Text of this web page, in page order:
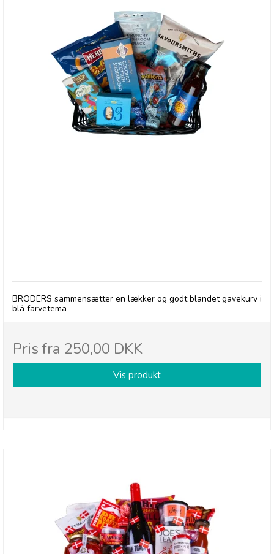
BRODERS sammensætter en lækker og godt blandet gavekurv i
blå farvetema
Pris fra 250,00 DKK
Vis produkt